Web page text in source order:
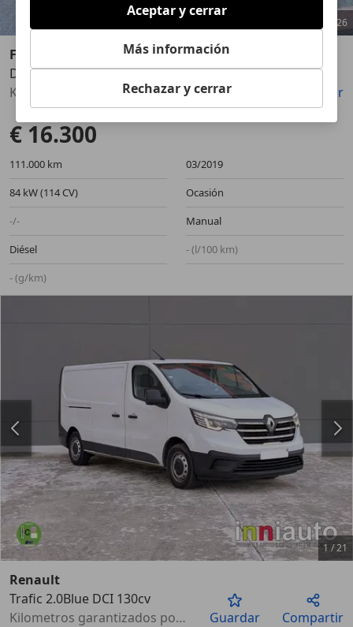
Anterior
26
Fiat
Ducato 2.0Mjet 115cv
Kilometros garantizados por escrito
Guardar Compartir
€ 16.300
111.000 km
03/2019
84 kW (114 CV)
Ocasión
-/-
Manual
Diésel
- (l/100 km)
- (g/km)
Anterior
1/21
Renault
Trafic 2.0Blue DCI 130cv
Kilometros garantizados por escrito
Guardar Compartir
Aceptar y cerrar
Más información
Rechazar y cerrar